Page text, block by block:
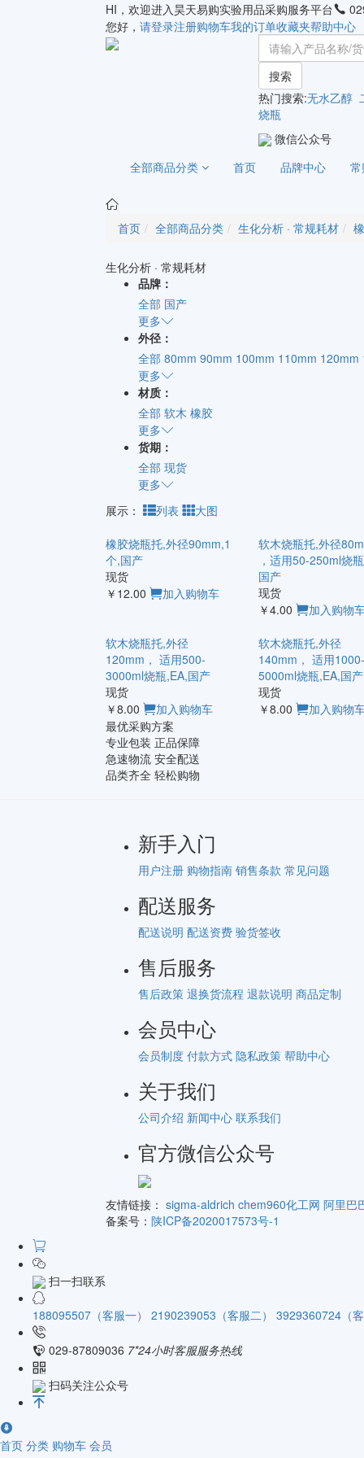
HI，欢迎进入昊天易购实验用品采购服务平台
您好， 请登录注册购物车我的订单收藏夹帮助中心
搜索
热门搜索:无水乙醇
烧瓶
微信公众号
全部商品分类
首页 品牌中心
首页 全部商品分类 生化分析 · 常规耗材
生化分析 · 常规耗材
品牌：
全部 国产
更多
外径：
全部 80mm 90mm 100mm 110mm 120mm
更多
材质：
全部 软木 橡胶
更多
货期：
全部 现货
更多
展示：
列表 大图
橡胶烧瓶托,外径90mm,1
个,国产
现货
￥12.00
加入购物车
软木烧瓶托,外径
，适用50-250ml烧
国产
现货
￥4.00
加入购物
软木烧瓶托,外径
120mm， 适用500-
3000ml烧瓶,EA,国产
现货
￥8.00
加入购物车
软木烧瓶托,外径
140mm， 适用1000-
5000ml烧瓶,EA,国产
现货
￥8.00
加入购物
最优采购方案
专业包装 正品保障
急速物流 安全配送
品类齐全 轻松购物
新手入门
用户注册 购物指南 销售条款 常见问题
配送服务
配送说明 配送资费 验货签收
售后服务
售后政策 退换货流程 退款说明 商品定制
会员中心
会员制度 付款方式 隐私政策 帮助中心
关于我们
公司介绍 新闻中心 联系我们
官方微信公众号
友情链接： sigma-aldrich chem960化工网 阿里巴
备案号： 陕ICP备2020017573号-1
扫一扫联系
188095507（客服一） 2190239053（客服二） 3929360724（
029-87809036 7*24小时客服服务热线
扫码关注公众号
首页 分类 购物车 会员